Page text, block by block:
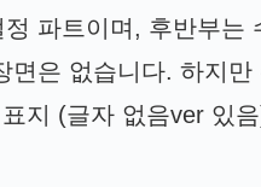
파트이며, 후반부는
면은 없습니다. 하지
지 (글자 없음ver 있